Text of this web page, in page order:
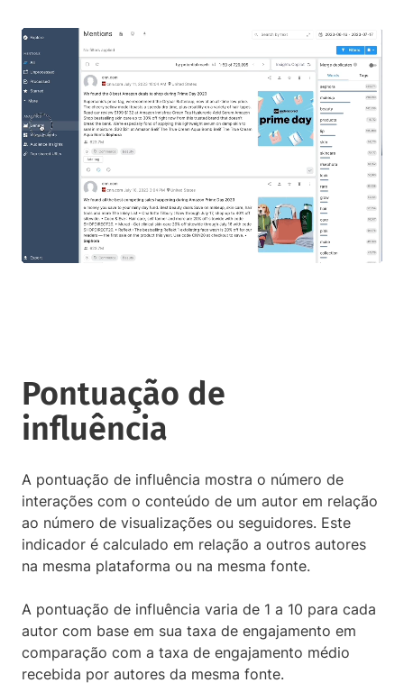
Pontuação de
influência
A pontuação de influência mostra o número de
interações com o conteúdo de um autor em relação
ao número de visualizações ou seguidores. Este
indicador é calculado em relação a outros autores
na mesma plataforma ou na mesma fonte.
A pontuação de influência varia de 1 a 10 para cada
autor com base em sua taxa de engajamento em
comparação com a taxa de engajamento médio
recebida por autores da mesma fonte.